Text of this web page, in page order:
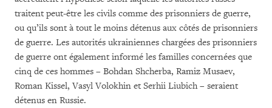
traitent peut-être les civils comme des prisonniers de guerre,
ou qu’ils sont à tout le moins détenus aux côtés de prisonniers
de guerre. Les autorités ukrainiennes chargées des prisonniers
de guerre ont également informé les familles concernées que
cinq de ces hommes – Bohdan Shcherba, Ramiz Musaev,
Roman Kissel, Vasyl Volokhin et Serhii Liubich – seraient
détenus en Russie.